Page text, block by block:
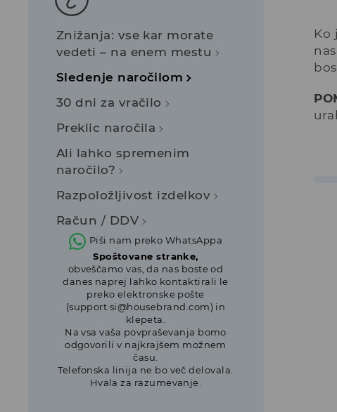
Znižanja: vse kar morate
vedeti – na enem mestu
Sledenje naročilom
30 dni za vračilo
Preklic naročila
Ali lahko spremenim
naročilo?
Razpoložljivost izdelkov
Račun / DDV
Piši nam preko WhatsAppa
Spoštovane stranke,
obveščamo vas, da nas boste od
danes naprej lahko kontaktirali le
preko elektronske pošte
(support.si@housebrand.com) in
klepeta.
Na vsa vaša povpraševanja bomo
odgovorili v najkrajšem možnem
času.
Telefonska linija ne bo več delovala.
Hvala za razumevanje.
Ko